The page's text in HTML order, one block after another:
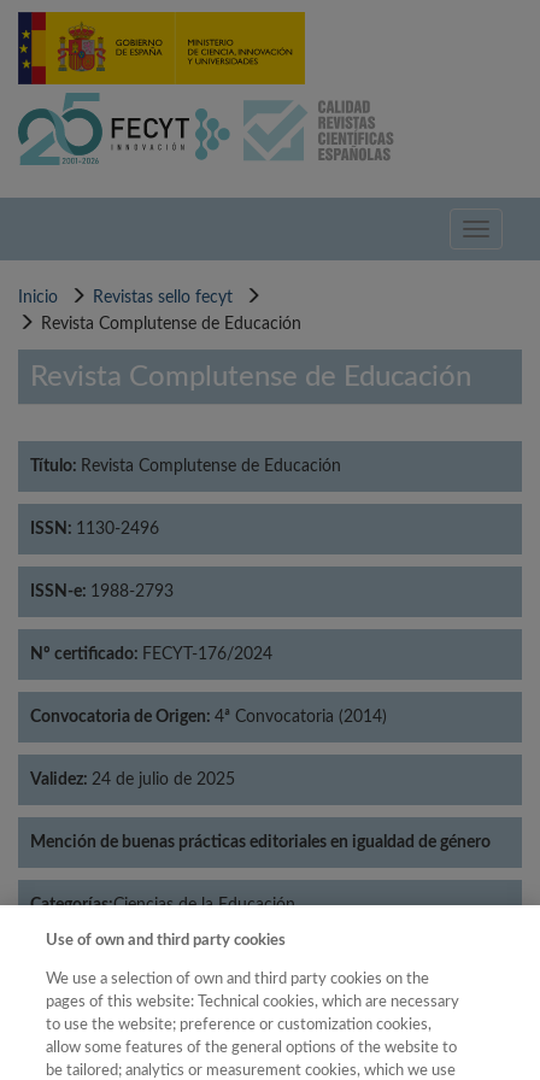
Pasar
contenido
Toggle
Inicio
Revistas sello fecyt
Revista Complutense de Educación
Revista Complutense de Educación
Título: Revista Complutense de Educación
ISSN: 1130-2496
ISSN-e: 1988-2793
Nº certificado: FECYT-176/2024
Convocatoria de Origen: 4ª Convocatoria (2014)
Validez: 24 de julio de 2025
Mención de buenas prácticas editoriales en igualdad de género
Categorías:Ciencias de la Educación
Año
Año Filtrar
Use of own and third party cookies
We use a selection of own and third party cookies on the
pages of this website: Technical cookies, which are necessary
to use the website; preference or customization cookies,
allow some features of the general options of the website to
be tailored; analytics or measurement cookies, which we use